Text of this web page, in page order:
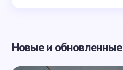
Новые и обновленные